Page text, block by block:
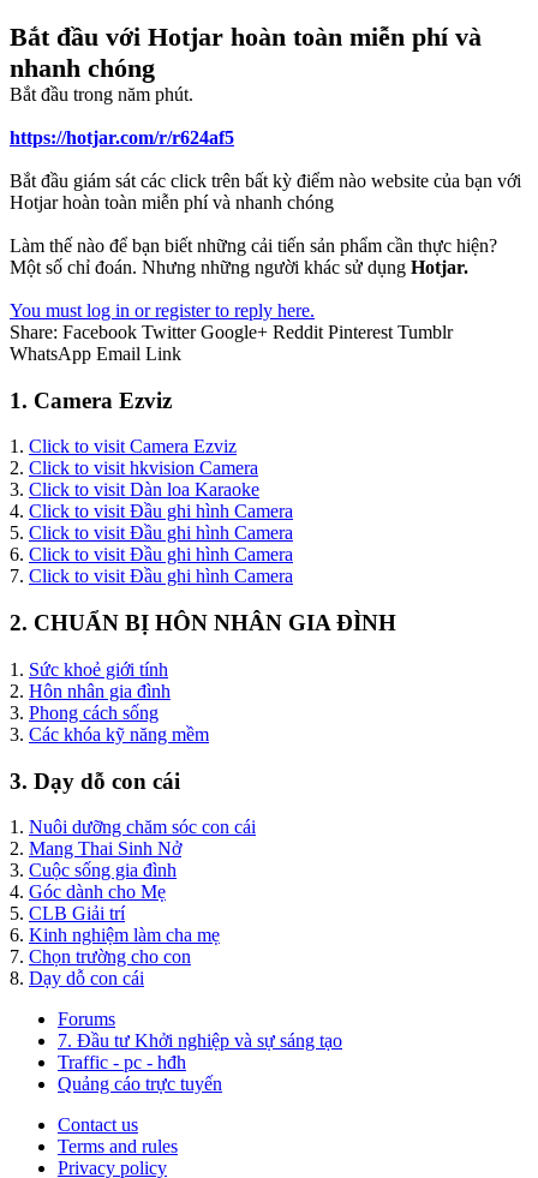
Bắt đầu với Hotjar hoàn toàn miễn phí và
nhanh chóng
Bắt đầu trong năm phút.
https://hotjar.com/r/r624af5
Bắt đầu giám sát các click trên bất kỳ điểm nào website của bạn với
Hotjar hoàn toàn miễn phí và nhanh chóng
Làm thế nào để bạn biết những cải tiến sản phẩm cần thực hiện?
Một số chỉ đoán. Nhưng những người khác sử dụng Hotjar.
You must log in or register to reply here.
Share: Facebook Twitter Google+ Reddit Pinterest Tumblr
WhatsApp Email Link
1. Camera Ezviz
1. Click to visit Camera Ezviz
2. Click to visit hkvision Camera
3. Click to visit Dàn loa Karaoke
4. Click to visit Đầu ghi hình Camera
5. Click to visit Đầu ghi hình Camera
6. Click to visit Đầu ghi hình Camera
7. Click to visit Đầu ghi hình Camera
2. CHUẨN BỊ HÔN NHÂN GIA ĐÌNH
1. Sức khoẻ giới tính
2. Hôn nhân gia đình
3. Phong cách sống
3. Các khóa kỹ năng mềm
3. Dạy dỗ con cái
1. Nuôi dưỡng chăm sóc con cái
2. Mang Thai Sinh Nở
3. Cuộc sống gia đình
4. Góc dành cho Mẹ
5. CLB Giải trí
6. Kinh nghiệm làm cha mẹ
7. Chọn trường cho con
8. Dạy dỗ con cái
Forums
7. Đầu tư Khởi nghiệp và sự sáng tạo
Traffic - pc - hđh
Quảng cáo trực tuyến
Contact us
Terms and rules
Privacy policy